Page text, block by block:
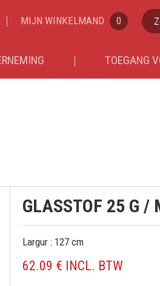
MIJN WINKELMAND 0
TOEGANG
GLASSTOF 25 G /
Largur : 127 cm
62.09 € INCL. BTW